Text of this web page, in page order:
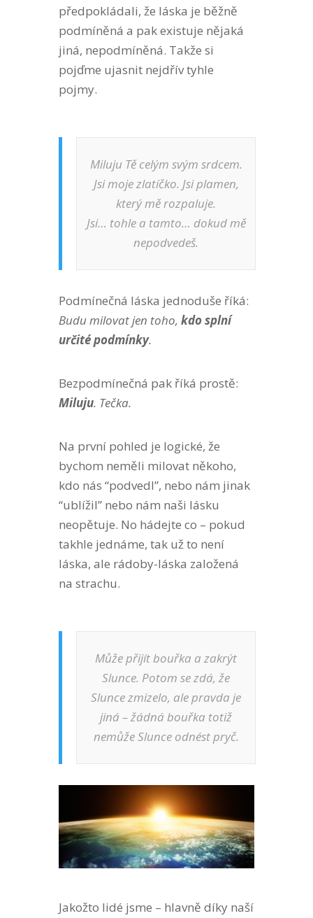
předpokládali, že láska je běžně
podmíněná a pak existuje nějaká
jiná, nepodmíněná. Takže si
pojďme ujasnit nejdřív tyhle
pojmy.
Miluju Tě celým svým srdcem.
Jsi moje zlatíčko. Jsi plamen,
který mě rozpaluje.
Jsi… tohle a tamto… dokud mě
nepodvedeš.
Podmínečná láska jednoduše říká:
Budu milovat jen toho, kdo splní
určité podmínky.
Bezpodmínečná pak říká prostě:
Miluju. Tečka.
Na první pohled je logické, že
bychom neměli milovat někoho,
kdo nás “podvedl”, nebo nám jinak
“ublížil” nebo nám naši lásku
neopětuje. No hádejte co – pokud
takhle jednáme, tak už to není
láska, ale rádoby-láska založená
na strachu.
Může přijít bouřka a zakrýt
Slunce. Potom se zdá, že
Slunce zmizelo, ale pravda je
jiná – žádná bouřka totiž
nemůže Slunce odnést pryč.
Jakožto lidé jsme – hlavně díky naší